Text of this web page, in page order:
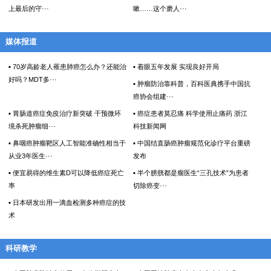
上最后的守···
嗽……这个磨人···
媒体报道
▪ 70岁高龄老人罹患肺癌怎么办？还能治
好吗？MDT多···
▪ 着眼五年发展 实现良好开局
▪ 肿瘤防治靠科普，百科医典携手中国抗
癌协会组建···
▪ 胃肠道癌症免疫治疗新突破 干预微环
境杀死肿瘤细···
▪ 癌症患者莫忍痛 科学使用止痛药 浙江
科技新闻网
▪ 鼻咽癌肿瘤靶区人工智能准确性相当于
从业3年医生···
▪ 中国结直肠癌肿瘤规范化诊疗平台重磅
发布
▪ 便宜易得的维生素D可以降低癌症死亡
率
▪ 半个膀胱都是瘤医生“三孔技术”为患者
切除癌变···
▪ 日本研发出用一滴血检测多种癌症的技
术
科研教学